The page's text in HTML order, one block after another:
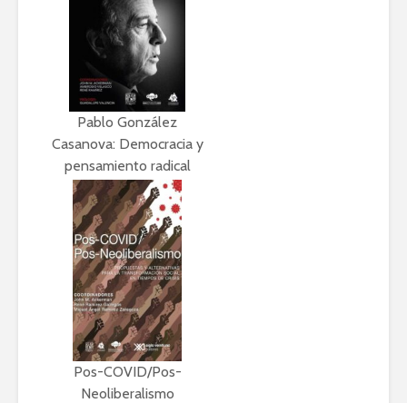
Pablo González
Casanova: Democracia y
pensamiento radical
Pos-COVID/Pos-
Neoliberalismo